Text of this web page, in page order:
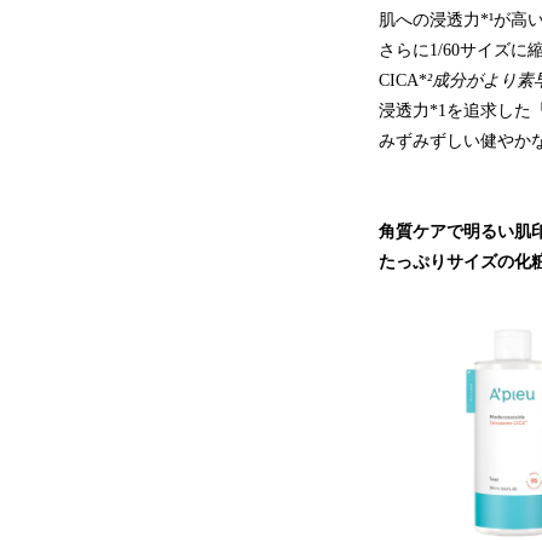
肌への浸透力*¹が高
さらに1/60サイズに
CICA*²成分がより素
浸透力*1を追求した
みずみずしい健やか
角質ケアで明るい肌
たっぷりサイズの化